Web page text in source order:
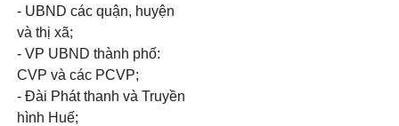
- UBND các quận, huyện
và thị xã;
- VP UBND thành phố:
CVP và các PCVP;
- Đài Phát thanh và Truyền
hình Huế;